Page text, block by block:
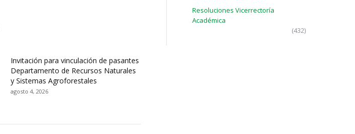
Invitación para vinculación de pasantes
Departamento de Recursos Naturales
y Sistemas Agroforestales
agosto 4, 2026
Resoluciones Vicerrectoría
Académica
(432)